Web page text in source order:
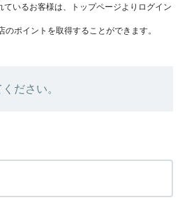
いるお客様は、トップページよりログイン
ポイントを取得することができます。
ださい。